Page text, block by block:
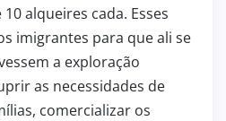
alqueires cada. Esses
imigrantes para que ali se
a exploração
as necessidades de
comercializar os